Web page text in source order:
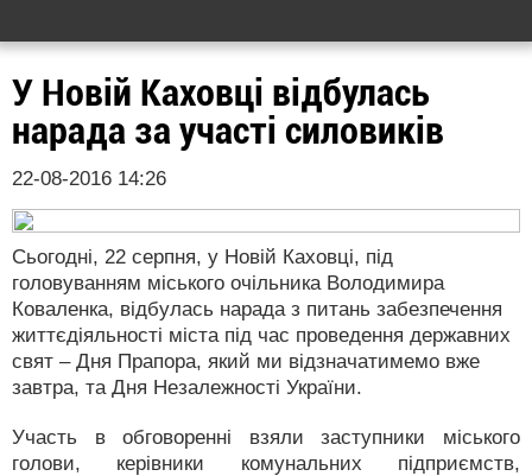
У Новій Каховці відбулась
нарада за участі силовиків
22-08-2016 14:26
Сьогодні, 22 серпня, у Новій Каховці, під
головуванням міського очільника Володимира
Коваленка, відбулась нарада з питань забезпечення
життєдіяльності міста під час проведення державних
свят – Дня Прапора, який ми відзначатимемо вже
завтра, та Дня Незалежності України.
Участь в обговоренні взяли заступники міського
голови, керівники комунальних підприємств,